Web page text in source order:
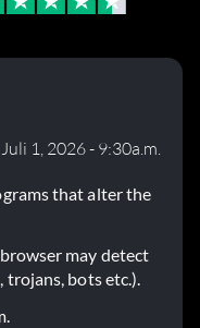
Juli 1, 2026 - 9:30a.m.
that alter the
may detect
trojans, bots etc.).